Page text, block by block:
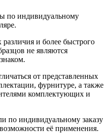
по индивидуальному
и более быстрого
не являются
от представленных
фурнитуре, а также
комплектующих и
по индивидуальному заказу
её применения.